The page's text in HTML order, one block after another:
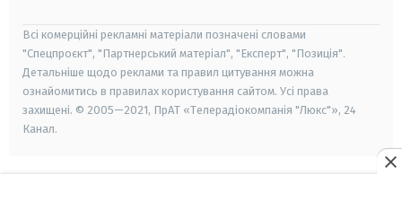
Всі комерційні рекламні матеріали позначені словами
"Спецпроєкт", "Партнерський матеріал", "Експерт", "Позиція".
Детальніше щодо реклами та правил цитування можна
ознайомитись в правилах користування сайтом. Усі права
захищені. © 2005—2021, ПрАТ «Телерадіокомпанія "Люкс"», 24
Канал.